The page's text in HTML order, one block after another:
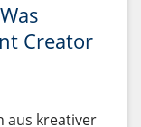
Creator
aus kreativer